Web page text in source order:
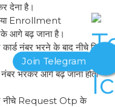
देना है।
Enrollment
आगे बढ़ जाना है।
नंबर भरने के बाद नीचे दिए
भरकर आगे बढ़ जाना होता
नीचे Request Otp के